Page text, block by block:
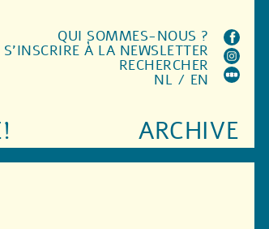
ARCHIVE
QUI SOMMES-NOUS ?
S'INSCRIRE À LA NEWSLETTER
RECHERCHER
NL / EN